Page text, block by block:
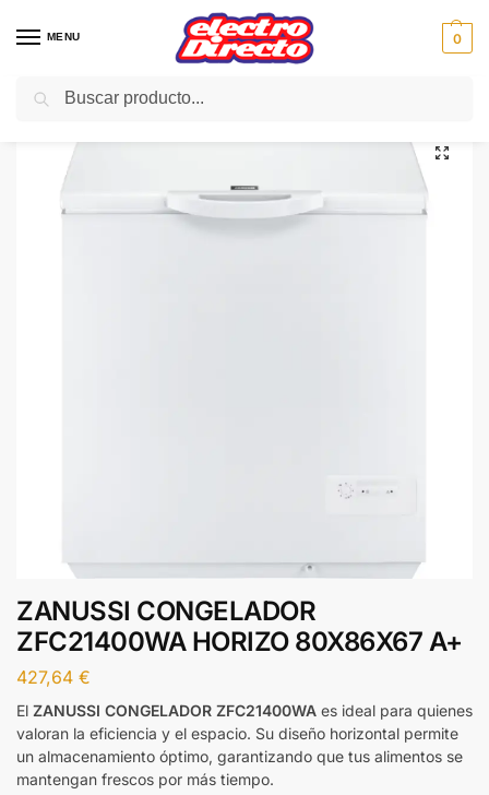
MENU 0
Inicio Gama blanca Congeladores
ZANUSSI CONGELADOR
ZFC21400WA HORIZO 80X86X67 A+
427,64 €
El ZANUSSI CONGELADOR ZFC21400WA es ideal para quienes
valoran la eficiencia y el espacio. Su diseño horizontal permite
un almacenamiento óptimo, garantizando que tus alimentos se
mantengan frescos por más tiempo.